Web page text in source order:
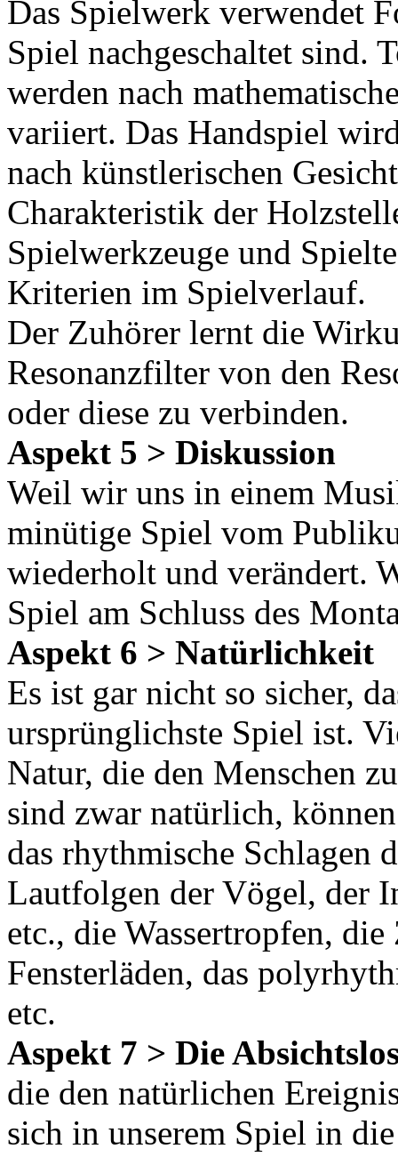
Das Spielwerk verwendet
Spiel nachgeschaltet sind.
werden nach
variiert. Das Handspiel
nach künstlerischen
Charakteristik der
Spielwerkzeuge und
Kriterien im Spielverlauf.
Der Zuhörer lernt die
Resonanzfilter von den
oder diese zu verbinden.
Aspekt 5 > Diskussion
Weil wir uns in einem
minütige Spiel vom
wiederholt und verändert.
Spiel am Schluss des
Aspekt 6 > Natürlichkeit
Es ist gar nicht so sicher,
ursprünglichste Spiel ist.
Natur, die den Menschen
sind zwar natürlich,
das rhythmische Schlagen
Lautfolgen der Vögel, der
etc., die Wassertropfen,
Fensterläden, das
etc.
Aspekt 7 > Die
die den natürlichen
sich in unserem Spiel in